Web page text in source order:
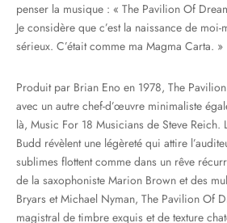
penser la musique : « The Pavilion Of
Je considère que c’est la naissance de moi-
sérieux. C’était comme ma Magma Carta. »
Produit par Brian Eno en 1978, The
avec un autre chef-d’œuvre minimaliste
là, Music For 18 Musicians de Steve Reich.
Budd révèlent une légèreté qui attire
sublimes flottent comme dans un rêve
de la saxophoniste Marion Brown et des
Bryars et Michael Nyman, The Pavilion Of
magistral de timbre exquis et de texture